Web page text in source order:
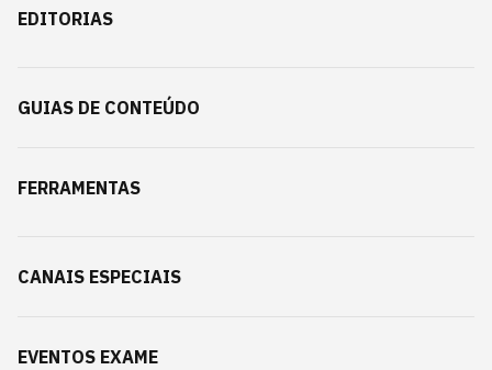
EDITORIAS
GUIAS DE CONTEÚDO
FERRAMENTAS
CANAIS ESPECIAIS
EVENTOS EXAME